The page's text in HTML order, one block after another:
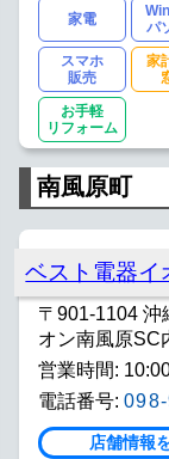
家電
パ
スマホ
販売
家
お手軽
リフォーム
南風原町
ベスト電器イ
〒901-1104 沖
オン南風原SC
営業時間:
電話番号:
店舗情報